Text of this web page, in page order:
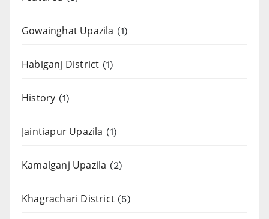
Gowainghat Upazila (1)
Habiganj District (1)
History (1)
Jaintiapur Upazila (1)
Kamalganj Upazila (2)
Khagrachari District (5)